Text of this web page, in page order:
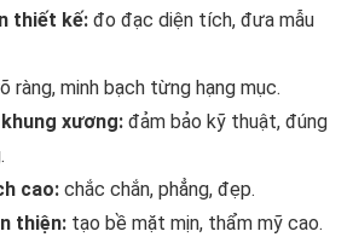
thiết kế: đo đạc diện tích, đưa mẫu
ràng, minh bạch từng hạng mục.
xương: đảm bảo kỹ thuật, đúng
cao: chắc chắn, phẳng, đẹp.
thiện: tạo bề mặt mịn, thẩm mỹ cao.